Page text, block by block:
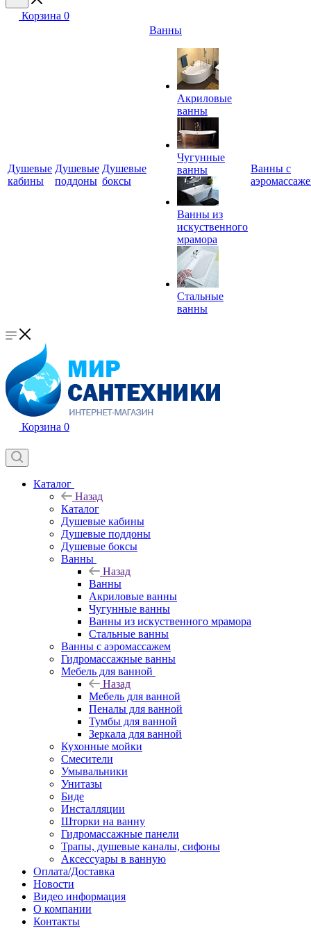
Корзина 0
Душевые
кабины
Душевые
поддоны
Душевые
боксы
Ванны
Акриловые
ванны
Чугунные
ванны
Ванны из
искуственного
мрамора
Стальные
ванны
Ванны с
Корзина 0
Каталог
Назад
Каталог
Душевые кабины
Душевые поддоны
Душевые боксы
Ванны
Назад
Ванны
Акриловые ванны
Чугунные ванны
Ванны из искуственного мрамора
Стальные ванны
Ванны с аэромассажем
Гидромассажные ванны
Мебель для ванной
Назад
Мебель для ванной
Пеналы для ванной
Тумбы для ванной
Зеркала для ванной
Кухонные мойки
Смесители
Умывальники
Унитазы
Биде
Инсталляции
Шторки на ванну
Гидромассажные панели
Трапы, душевые каналы, сифоны
Аксессуары в ванную
Оплата/Доставка
Новости
Видео информация
О компании
Контакты